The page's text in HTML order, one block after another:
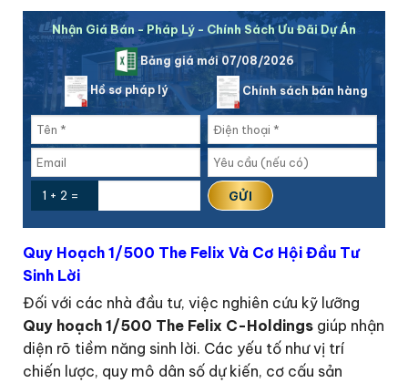
Nhận Giá Bán - Pháp Lý - Chính Sách Ưu Đãi Dự Án
Bảng giá mới 07/08/2026
Hồ sơ pháp lý Chính sách bán hàng
1 + 2 =
Quy Hoạch 1/500 The Felix Và Cơ Hội Đầu Tư
Sinh Lời
Đối với các nhà đầu tư, việc nghiên cứu kỹ lưỡng
Quy hoạch 1/500 The Felix C-Holdings giúp nhận
diện rõ tiềm năng sinh lời. Các yếu tố như vị trí
chiến lược, quy mô dân số dự kiến, cơ cấu sản